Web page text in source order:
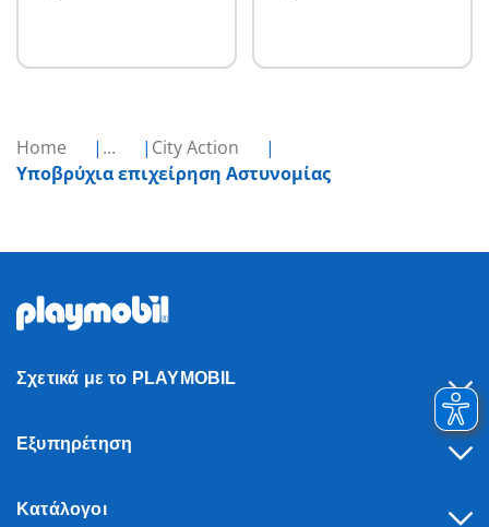
Home ...
City Action
Υποβρύχια επιχείρηση Αστυνομίας
Σχετικά με το PLAYMOBIL
Εξυπηρέτηση
Κατάλογοι